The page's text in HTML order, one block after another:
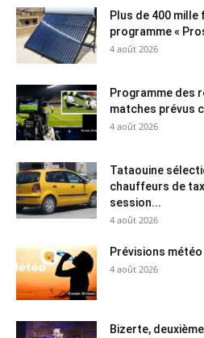
Plus de 400
programme «
4 août 2026
Programme des
matches prévus
4 août 2026
Tataouine
chauffeurs de
session...
4 août 2026
Prévisions
4 août 2026
Bizerte,